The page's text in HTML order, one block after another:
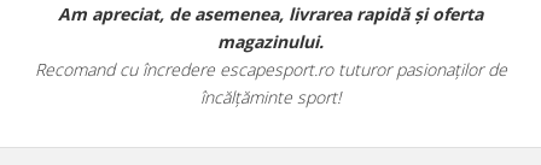
Am apreciat, de asemenea, livrarea rapidă și oferta
magazinului.
Recomand cu încredere escapesport.ro tuturor pasionaților de
încălțăminte sport!